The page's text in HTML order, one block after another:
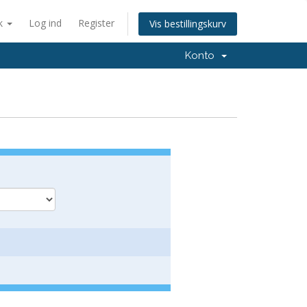
Log ind Register Vis bestillingskurv
Konto